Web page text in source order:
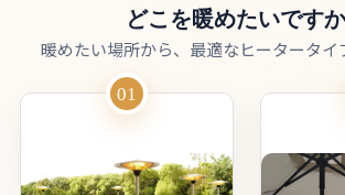
どこを暖めたいです
暖めたい場所から、最適なヒータータイ
01